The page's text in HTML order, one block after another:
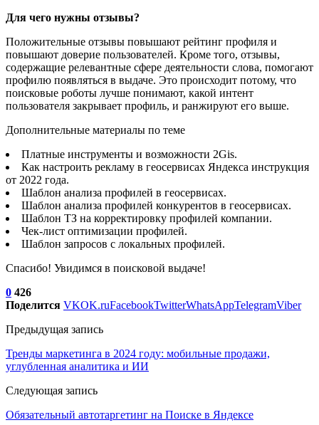
Для чего нужны отзывы?
Положительные отзывы повышают рейтинг профиля и
повышают доверие пользователей. Кроме того, отзывы,
содержащие релевантные сфере деятельности слова, помогают
профилю появляться в выдаче. Это происходит потому, что
поисковые роботы лучше понимают, какой интент
пользователя закрывает профиль, и ранжируют его выше.
Дополнительные материалы по теме
Платные инструменты и возможности 2Gis.
Как настроить рекламу в геосервисах Яндекса инструкция
от 2022 года.
Шаблон анализа профилей в геосервисах.
Шаблон анализа профилей конкурентов в геосервисах.
Шаблон ТЗ на корректировку профилей компании.
Чек-лист оптимизации профилей.
Шаблон запросов с локальных профилей.
Спасибо! Увидимся в поисковой выдаче!
0 426
Поделится VKOK.ruFacebookTwitterWhatsAppTelegramViber
Предыдущая запись
Тренды маркетинга в 2024 году: мобильные продажи,
углубленная аналитика и ИИ
Следующая запись
Обязательный автотаргетинг на Поиске в Яндексе